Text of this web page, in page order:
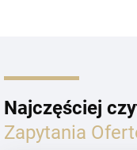
Najczęściej
Zapytania